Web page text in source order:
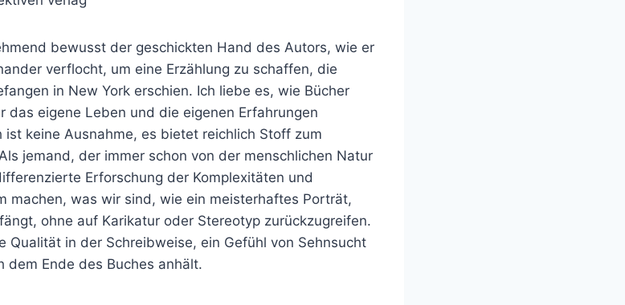
bewusst der geschickten Hand des Autors, wie er
verflocht, um eine Erzählung zu schaffen, die
in New York erschien. Ich liebe es, wie Bücher
das eigene Leben und die eigenen Erfahrungen
keine Ausnahme, es bietet reichlich Stoff zum
jemand, der immer schon von der menschlichen Natur
Erforschung der Komplexitäten und
machen, was wir sind, wie ein meisterhaftes Porträt,
ohne auf Karikatur oder Stereotyp zurückzugreifen.
Qualität in der Schreibweise, ein Gefühl von Sehnsucht
dem Ende des Buches anhält.